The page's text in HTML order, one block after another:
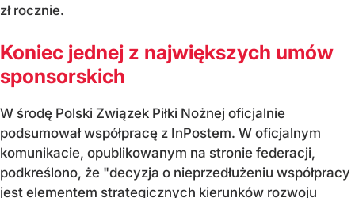
zł rocznie.
Koniec jednej z największych umów
sponsorskich
W środę Polski Związek Piłki Nożnej oficjalnie
podsumował współpracę z InPostem. W oficjalnym
komunikacie, opublikowanym na stronie federacji,
podkreślono, że "decyzja o nieprzedłużeniu współpracy
jest elementem strategicznych kierunków rozwoju